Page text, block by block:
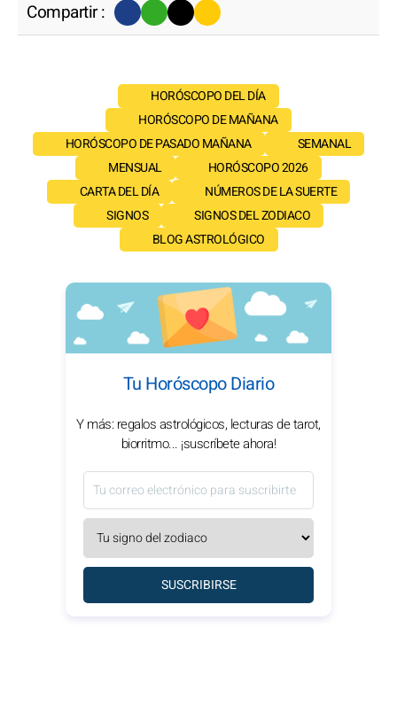
Compartir :
HORÓSCOPO DEL DÍA
HORÓSCOPO DE MAÑANA
HORÓSCOPO DE PASADO MAÑANA
SEMANAL
MENSUAL
HORÓSCOPO 2026
CARTA DEL DÍA
NÚMEROS DE LA SUERTE
SIGNOS
SIGNOS DEL ZODIACO
BLOG ASTROLÓGICO
Tu Horóscopo Diario
Y más: regalos astrológicos, lecturas de tarot,
biorritmo... ¡suscríbete ahora!
SUSCRIBIRSE